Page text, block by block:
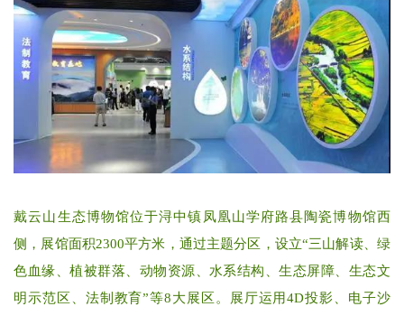
戴云山生态博物馆位于浔中镇凤凰山学府路县陶瓷博物馆西
侧，展馆面积2300平方米，通过主题分区，设立“三山解读、绿
色血缘、植被群落、动物资源、水系结构、生态屏障、生态文
明示范区、法制教育”等8大展区。展厅运用4D投影、电子沙